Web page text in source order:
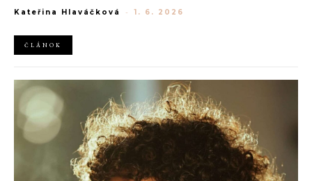
dostupnosti, ktorým sa na beauty scéne preslávila. Ide iba o
zmenu?
Kateřina Hlaváčková - 1. 6. 2026
ČLÁNOK